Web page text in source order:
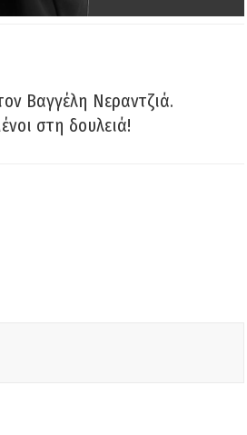
Βαγγέλη Νεραντζιά.
στη δουλειά!